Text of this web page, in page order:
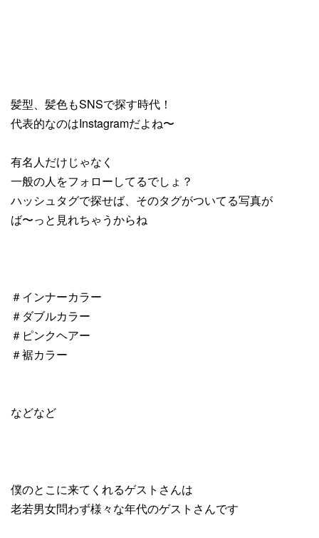
髪型、髪色もSNSで探す時代！
代表的なのはInstagramだよね〜
有名人だけじゃなく
一般の人をフォローしてるでしょ？
ハッシュタグで探せば、そのタグがついてる写真が
ば〜っと見れちゃうからね
＃インナーカラー
＃ダブルカラー
＃ピンクヘアー
＃裾カラー
などなど
僕のとこに来てくれるゲストさんは
老若男女問わず様々な年代のゲストさんです